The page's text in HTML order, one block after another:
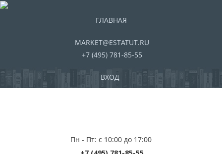
ГЛАВНАЯ
MARKET@ESTATUT.RU
+7 (495) 781-85-55
ВХОД
Пн - Пт: с 10:00 до 17:00